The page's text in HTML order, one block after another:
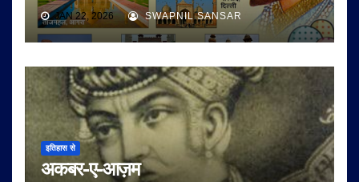
JAN 22, 2026 SWAPNIL SANSAR
इतिहास से
अकबर-ए-आज़म